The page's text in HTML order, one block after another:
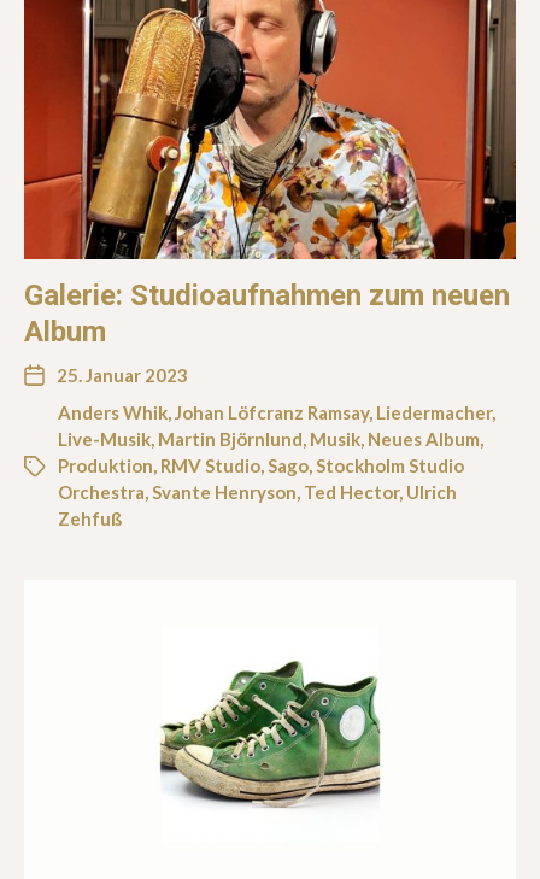
Galerie: Studioaufnahmen zum neuen
Album
25. Januar 2023
Anders Whik,Johan Löfcranz Ramsay, Liedermacher,
Live-Musik, Martin Björnlund, Musik, Neues Album,
Produktion, RMV Studio,Sago,Stockholm Studio
Orchestra,Svante Henryson, Ted Hector, Ulrich
Zehfuß